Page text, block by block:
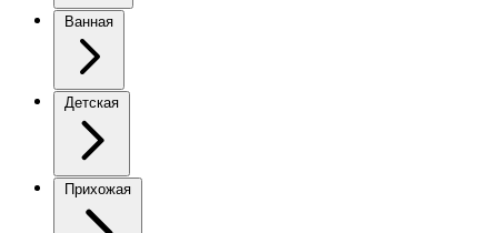
Ванная
Детская
Прихожая